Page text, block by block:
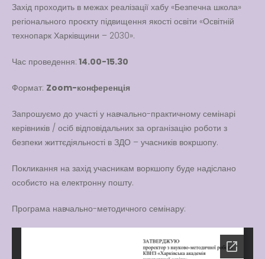
Вакансії
Захід проходить в межах реалізації хабу «Безпечна школа»
регіонального проєкту підвищення якості освіти «Освітній
технопарк Харківщини – 2030».
Час проведення: 14.00-15.30
Формат: Zoom-конференція
Запрошуємо до участі у навчально-практичному семінарі
керівників / осіб відповідальних за організацію роботи з
безпеки життєдіяльності в ЗДО – учасників вокршопу.
Покликання на захід учасникам воркшопу буде надіслано
особисто на електронну пошту.
Програма навчально-методичного семінару: